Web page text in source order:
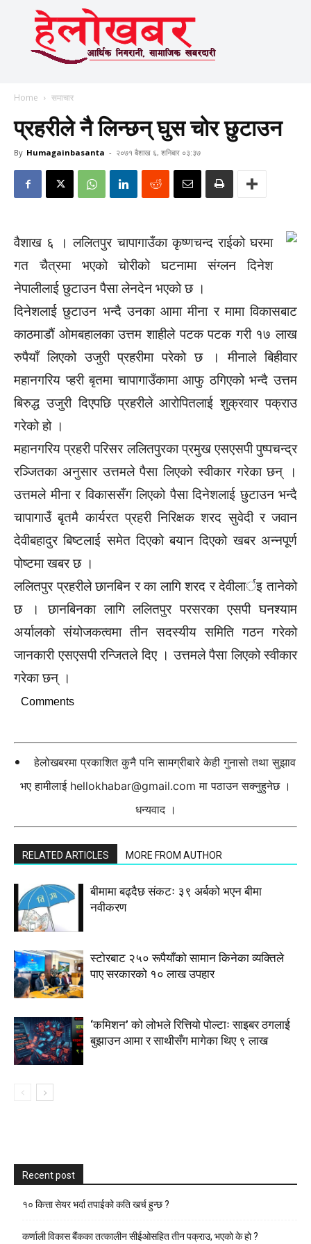
Home समाचार
प्रहरीले नै लिन्छन् घुस चोर छुटाउन
By Humagainbasanta - २०७१ बैशाख ६, शनिबार ०३:३७
वैशाख ६ । ललितपुर चापागाउँका कृष्णचन्द राईको घरमा
गत चैत्रमा भएको चोरीको घटनामा संग्लन दिनेश
नेपालीलाई छुटाउन पैसा लेनदेन भएको छ ।
दिनेशलाई छुटाउन भन्दै उनका आमा मीना र मामा विकासबाट
काठमाडौं ओमबहालका उत्तम शाहीले पटक पटक गरी १७ लाख
रुपैयाँ लिएको उजुरी प्रहरीमा परेको छ । मीनाले बिहीवार
महानगरिय प्हरी बृतमा चापागाउँकामा आफु ठगिएको भन्दै उत्तम
बिरुद्ध उजुरी दिएपछि प्रहरीले आरोपितलाई शुक्रवार पक्राउ
गरेको हो ।
महानगरिय प्रहरी परिसर ललितपुरका प्रमुख एसएसपी पुष्पचन्द्र
रञ्जितका अनुसार उत्तमले पैसा लिएको स्वीकार गरेका छन् ।
उत्तमले मीना र विकाससँग लिएको पैसा दिनेशलाई छुटाउन भन्दै
चापागाउँ बृतमै कार्यरत प्रहरी निरिक्षक शरद सुवेदी र जवान
देवीबहादुर बिष्टलाई समेत दिएको बयान दिएको खबर अन्नपूर्ण
पोष्टमा खबर छ ।
ललितपुर प्रहरीले छानबिन र का लागि शरद र देवीलार्इ तानेको
छ । छानबिनका लागि ललितपुर परसरका एसपी घनश्याम
अर्यालको संयोजकत्वमा तीन सदस्यीय समिति गठन गरेको
जानकारी एसएसपी रन्जितले दिए । उत्तमले पैसा लिएको स्वीकार
गरेका छन् ।
Comments
हेलोखबरमा प्रकाशित कुनै पनि सामग्रीबारे केही गुनासो तथा सुझाव
भए हामीलाई hellokhabar@gmail.com मा पठाउन सक्नुहुनेछ ।
धन्यवाद ।
RELATED ARTICLES MORE FROM AUTHOR
बीमामा बढ्दैछ संकटः ३९ अर्बको भएन बीमा
नवीकरण
स्टाेरबाट २५० रूपैयाँको सामान किनेका व्यक्तिले
पाए सरकारको १० लाख उपहार
‘कमिशन’ को लोभले रित्तियो पोल्टाः साइबर ठगलाई
बुझाउन आमा र साथीसँग मागेका थिए ९ लाख
Recent post
१० कित्ता सेयर भर्दा तपाईको कति खर्च हुन्छ ?
कर्णाली विकास बैंकका तत्कालीन सीईओसहित तीन पक्राउ, भएकाे के हाे ?